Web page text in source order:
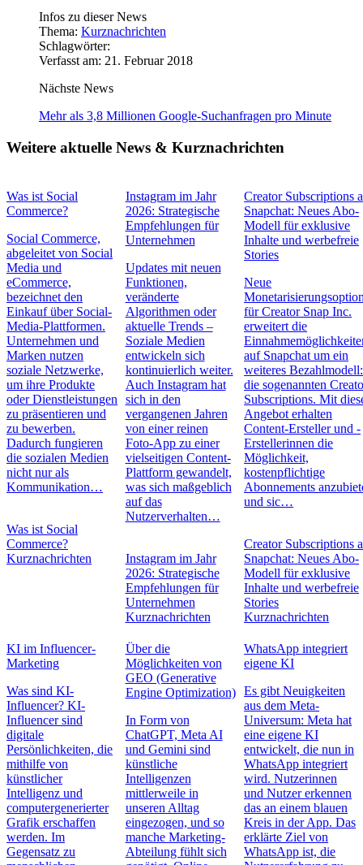
Infos zu dieser News
Thema: Kurznachrichten
Schlagwörter:
Verfasst am: 21. Februar 2018
Nächste News
Mehr als 3,8 Millionen Google-Suchanfragen pro Minute
Weitere aktuelle News & Kurznachrichten
Was ist Social
Commerce?
Social Commerce,
abgeleitet von Social
Media und
eCommerce,
bezeichnet den
Einkauf über Social-
Media-Plattformen.
Unternehmen und
Marken nutzen
soziale Netzwerke,
um ihre Produkte
oder Dienstleistungen
zu präsentieren und
zu bewerben.
Dadurch fungieren
die sozialen Medien
nicht nur als
Kommunikation…
Was ist Social
Commerce?
Kurznachrichten
Instagram im Jahr
2026: Strategische
Empfehlungen für
Unternehmen
Updates mit neuen
Funktionen,
veränderte
Algorithmen oder
aktuelle Trends –
Soziale Medien
entwickeln sich
kontinuierlich weiter.
Auch Instagram hat
sich in den
vergangenen Jahren
von einer reinen
Foto-App zu einer
vielseitigen Content-
Plattform gewandelt,
was sich maßgeblich
auf das
Nutzerverhalten…
Instagram im Jahr
2026: Strategische
Empfehlungen für
Unternehmen
Kurznachrichten
Creator Subscriptions
Snapchat: Neues Abo-
Modell für exklusive
Inhalte und werbefreie
Stories
Neue
für Creator Snap Inc.
erweitert die
auf Snapchat um ein
weiteres Bezahlmodell:
die sogenannten
Subscriptions. Mit
Angebot erhalten
Content-Ersteller und -
Erstellerinnen die
Möglichkeit,
kostenpflichtige
Abonnements
und sic…
Creator Subscriptions
Snapchat: Neues Abo-
Modell für exklusive
Inhalte und werbefreie
Stories
Kurznachrichten
KI im Influencer-
Marketing
Was sind KI-
Influencer? KI-
Influencer sind
digitale
Persönlichkeiten, die
mithilfe von
künstlicher
Intelligenz und
computergenerierter
Grafik erschaffen
werden. Im
Gegensatz zu
Über die
Möglichkeiten von
GEO (Generative
Engine Optimization)
In Form von
ChatGPT, Meta AI
und Gemini sind
künstliche
Intelligenzen
mittlerweile in
unseren Alltag
eingezogen, und so
manche Marketing-
Abteilung fühlt sich
WhatsApp integriert
eigene KI
Es gibt Neuigkeiten
aus dem Meta-
Universum: Meta hat
eine eigene KI
entwickelt, die nun in
WhatsApp integriert
wird. Nutzerinnen
und Nutzer erkennen
das an einem blauen
Kreis in der App. Das
erklärte Ziel von
WhatsApp ist, die